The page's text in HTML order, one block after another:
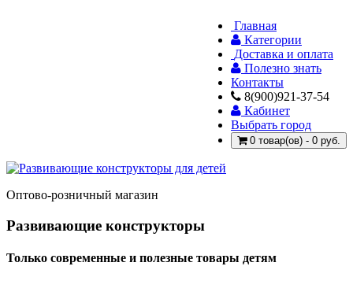
Главная
Категории
Доставка и оплата
Полезно знать
Контакты
8(900)921-37-54
Кабинет
Выбрать город
0 товар(ов) - 0 руб.
Оптово-розничный магазин
Развивающие конструкторы
Только современные и полезные товары детям